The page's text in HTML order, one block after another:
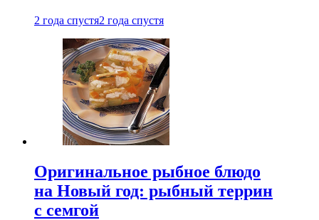
2 года спустя2 года спустя
Оригинальное рыбное блюдо
на Новый год: рыбный террин
с семгой